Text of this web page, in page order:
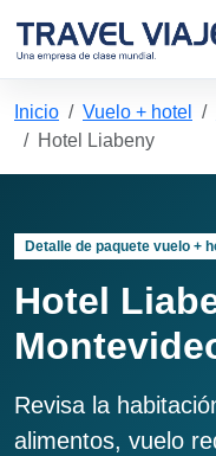
Inicio Vuelo + hotel
Hotel Liabeny
Detalle de paquete vuelo +
Hotel
Revisa la
alimentos, vuelo